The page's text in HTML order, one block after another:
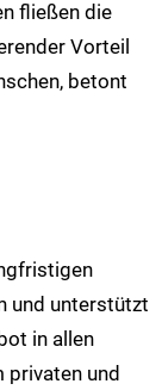
fließen die
Vorteil
betont
und unterstützt
in allen
privaten und